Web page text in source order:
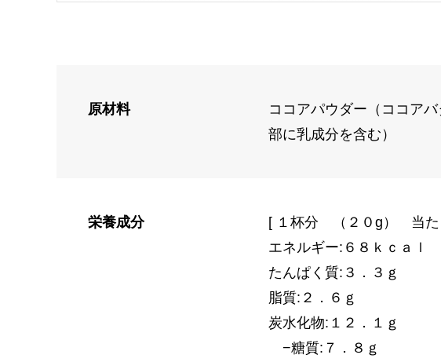
原材料
ココアパウダー（ココア
部に乳成分を含む）
栄養成分
[ １杯分 （２０g） 当た
エネルギー:６８ｋｃａｌ
たんぱく質:３．３ｇ
脂質:２．６ｇ
炭水化物:１２．１ｇ
−糖質:７．８ｇ